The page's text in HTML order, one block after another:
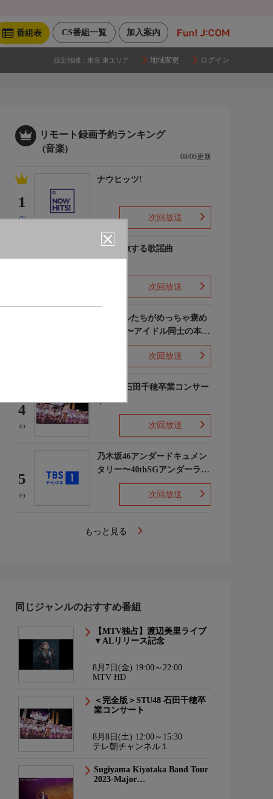
加入案内
CS番組一覧
番組表
設定地域： 東京 東エリア 地域変更 ログイン
リモート録画予約ランキング
(音楽)
08/06更新
1
(2)
ナウヒッツ!
次回放送
列車で旅する歌謡曲
次回放送
ライバルたちがめっちゃ褒め
てくる!〜アイドル同士の本音
レビューSP〜
次回放送
4
(-)
STU48 石田千穂卒業コンサー
ト
次回放送
5
(-)
乃木坂46アンダードキュメン
タリー〜40thSGアンダーライ
ブ舞台裏〜
次回放送
もっと見る
同じジャンルのおすすめ番組
【MTV独占】渡辺美里ライブ
▼ALリリース記念
8月7日(金) 19:00～22:00
MTV HD
＜完全版＞STU48 石田千穂卒
業コンサート
8月8日(土) 12:00～15:30
テレ朝チャンネル１
Sugiyama Kiyotaka Band Tour
2023-Major…